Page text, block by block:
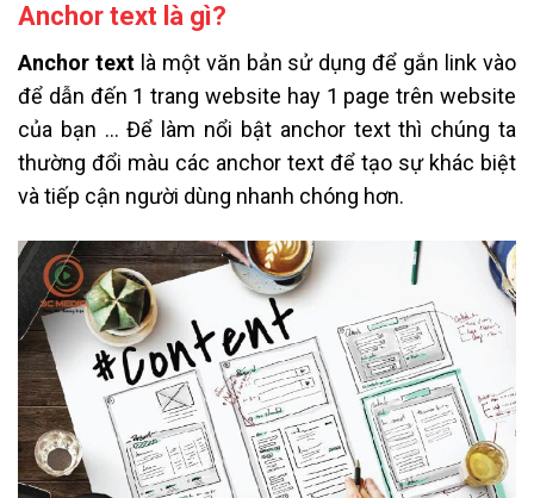
Anchor text là gì?
Anchor textlà một văn bản sử dụng để gắn link vào
để dẫn đến 1 trang website hay 1 page trên website
của bạn … Để làm nổi bật anchor text thì chúng ta
thường đổi màu các anchor text để tạo sự khác biệt
và tiếp cận người dùng nhanh chóng hơn.